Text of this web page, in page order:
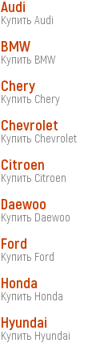
Audi
Купить Audi
BMW
Купить BMW
Chery
Купить Chery
Chevrolet
Купить Chevrolet
Citroen
Купить Citroen
Daewoo
Купить Daewoo
Ford
Купить Ford
Honda
Купить Honda
Hyundai
Купить Hyundai